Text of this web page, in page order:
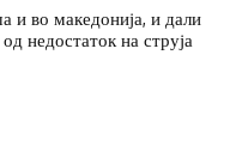
и во македонија, и дали
недостаток на струја